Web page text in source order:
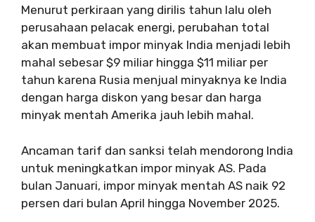
Menurut perkiraan yang dirilis tahun lalu oleh
perusahaan pelacak energi, perubahan total
akan membuat impor minyak India menjadi lebih
mahal sebesar $9 miliar hingga $11 miliar per
tahun karena Rusia menjual minyaknya ke India
dengan harga diskon yang besar dan harga
minyak mentah Amerika jauh lebih mahal.
Ancaman tarif dan sanksi telah mendorong India
untuk meningkatkan impor minyak AS. Pada
bulan Januari, impor minyak mentah AS naik 92
persen dari bulan April hingga November 2025.